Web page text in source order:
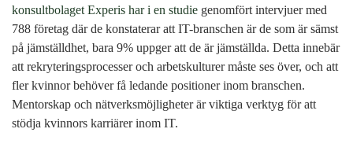
konsultbolaget Experis har i en studie genomfört intervjuer med
788 företag där de konstaterar att IT-branschen är de som är sämst
på jämställdhet, bara 9% uppger att de är jämställda. Detta innebär
att rekryteringsprocesser och arbetskulturer måste ses över, och att
fler kvinnor behöver få ledande positioner inom branschen.
Mentorskap och nätverksmöjligheter är viktiga verktyg för att
stödja kvinnors karriärer inom IT.